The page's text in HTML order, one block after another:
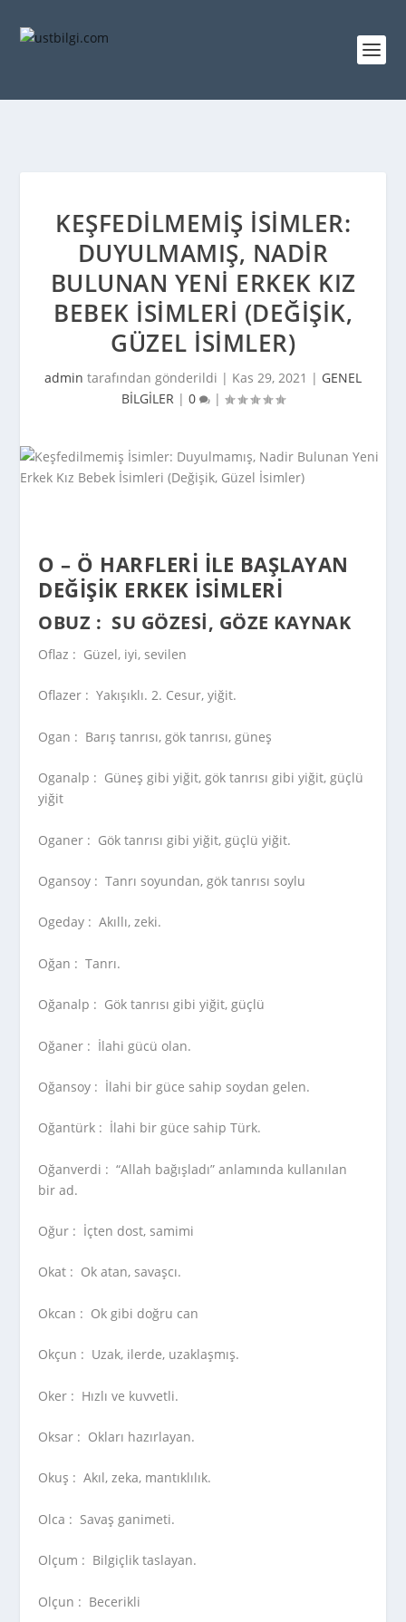
KEŞFEDILMEMIŞ İSIMLER:
DUYULMAMIŞ, NADIR
BULUNAN YENI ERKEK KIZ
BEBEK İSIMLERI (DEĞIŞIK,
GÜZEL İSIMLER)
admin tarafından gönderildi | Kas 29, 2021 | GENEL
BİLGİLER | 0 |
O – Ö HARFLERI ILE BAŞLAYAN
DEĞIŞIK ERKEK İSIMLERI
OBUZ : SU GÖZESI, GÖZE KAYNAK
Oflaz : Güzel, iyi, sevilen
Oflazer : Yakışıklı. 2. Cesur, yiğit.
Ogan : Barış tanrısı, gök tanrısı, güneş
Oganalp : Güneş gibi yiğit, gök tanrısı gibi yiğit, güçlü
yiğit
Oganer : Gök tanrısı gibi yiğit, güçlü yiğit.
Ogansoy : Tanrı soyundan, gök tanrısı soylu
Ogeday : Akıllı, zeki.
Oğan : Tanrı.
Oğanalp : Gök tanrısı gibi yiğit, güçlü
Oğaner : İlahi gücü olan.
Oğansoy : İlahi bir güce sahip soydan gelen.
Oğantürk : İlahi bir güce sahip Türk.
Oğanverdi : “Allah bağışladı” anlamında kullanılan
bir ad.
Oğur : İçten dost, samimi
Okat : Ok atan, savaşcı.
Okcan : Ok gibi doğru can
Okçun : Uzak, ilerde, uzaklaşmış.
Oker : Hızlı ve kuvvetli.
Oksar : Okları hazırlayan.
Okuş : Akıl, zeka, mantıklılık.
Olca : Savaş ganimeti.
Olçum : Bilgiçlik taslayan.
Olçun : Becerikli